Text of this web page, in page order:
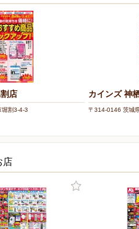
店
割3-4-3
カインズ 神
〒314-0146 茨城
店